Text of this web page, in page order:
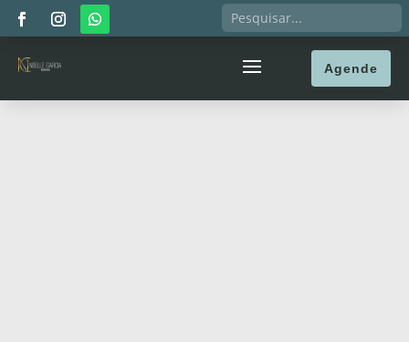
Agende